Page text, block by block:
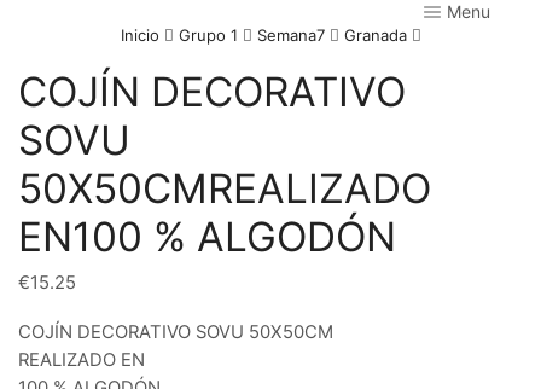
Menu
Inicio Grupo 1 Semana7 Granada
COJÍN DECORATIVO
SOVU
50X50CMREALIZADO
EN100 % ALGODÓN
€15.25
COJÍN DECORATIVO SOVU 50X50CM
REALIZADO EN